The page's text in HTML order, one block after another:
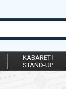
KABARET I
STAND-UP